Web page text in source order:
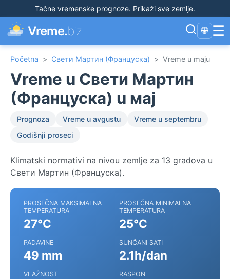
Tačne vremenske prognoze. Prikaži sve zemlje.
Vreme.biz 🌐 ☰
Početna > Свети Мартин (Француска) > Vreme u maju
Vreme u Свети Мартин
(Француска) u мај
Prognoza Vreme u avgustu
Vreme u septembru
Godišnji proseci
Klimatski normativi na nivou zemlje za 13 gradova u
Свети Мартин (Француска).
PROSEČNA MAKSIMALNA
TEMPERATURA
27°C
PROSEČNA MINIMALNA
TEMPERATURA
25°C
PADAVINE
49 mm
SUNČANI SATI
2.1h/dan
VLAŽNOST RASPON